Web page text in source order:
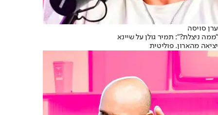
ערן סויסה
"ממה ניצלת?": תמיר גולן על שיינא
יציאה מהארון. פוליטית